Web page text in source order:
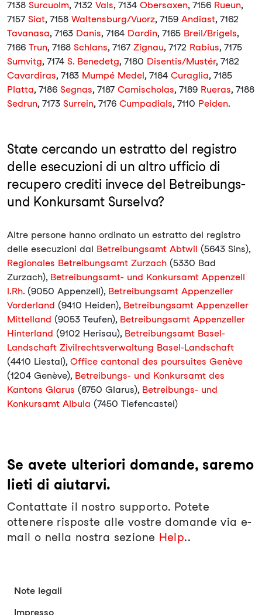
7138 Surcuolm, 7132 Vals, 7134 Obersaxen, 7156 Rueun,
7157 Siat, 7158 Waltensburg/Vuorz, 7159 Andiast, 7162
Tavanasa, 7163 Danis, 7164 Dardin, 7165 Breil/Brigels,
7166 Trun, 7168 Schlans, 7167 Zignau, 7172 Rabius, 7175
Sumvitg, 7174 S. Benedetg, 7180 Disentis/Mustér, 7182
Cavardiras, 7183 Mumpé Medel, 7184 Curaglia, 7185
Platta, 7186 Segnas, 7187 Camischolas, 7189 Rueras, 7188
Sedrun, 7173 Surrein, 7176 Cumpadials, 7110 Peiden.
State cercando un estratto del registro
delle esecuzioni di un altro ufficio di
recupero crediti invece del Betreibungs-
und Konkursamt Surselva?
Altre persone hanno ordinato un estratto del registro
delle esecuzioni dal Betreibungsamt Abtwil (5643 Sins),
Regionales Betreibungsamt Zurzach (5330 Bad
Zurzach), Betreibungsamt- und Konkursamt Appenzell
I.Rh. (9050 Appenzell), Betreibungsamt Appenzeller
Vorderland (9410 Heiden), Betreibungsamt Appenzeller
Mittelland (9053 Teufen), Betreibungsamt Appenzeller
Hinterland (9102 Herisau), Betreibungsamt Basel-
Landschaft Zivilrechtsverwaltung Basel-Landschaft
(4410 Liestal), Office cantonal des poursuites Genève
(1204 Genève), Betreibungs- und Konkursamt des
Kantons Glarus (8750 Glarus), Betreibungs- und
Konkursamt Albula (7450 Tiefencastel)
Se avete ulteriori domande, saremo
lieti di aiutarvi.
Contattate il nostro supporto. Potete
ottenere risposte alle vostre domande via e-
mail o nella nostra sezione Help..
Note legali
Impresso